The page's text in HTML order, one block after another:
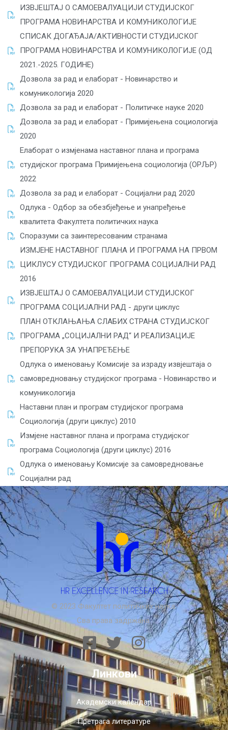
ИЗВЈЕШТАЈ О САМОЕВАЛУАЦИЈИ СТУДИЈСКОГ
ПРОГРАМА НОВИНАРСТВА И КОМУНИКОЛОГИЈЕ
СПИСАК ДОГАЂАЈА/АКТИВНОСТИ СТУДИЈСКОГ
ПРОГРАМА НОВИНАРСТВА И КОМУНИКОЛОГИЈЕ (ОД
2021.-2025. ГОДИНЕ)
Дозвола за рад и елаборат - Новинарство и
комуникологија 2020
Дозвола за рад и елаборат - Политичке науке 2020
Дозвола за рад и елаборат - Примијењена социологија
2020
Eлаборат о измјенама наставног плана и програма
студијског програма Примијењена социологија (ОРЉР)
2022
Дозвола за рад и елаборат - Социјални рад 2020
Одлука - Одбор за обезбјеђење и унапређење
квалитета Факултета политичких наука
Споразуми са заинтересованим странама
ИЗМЈЕНЕ НАСТАВНОГ ПЛАНА И ПРОГРАМА НА ПРВОМ
ЦИКЛУСУ СТУДИЈСКОГ ПРОГРАМА СОЦИЈАЛНИ РАД
2016
ИЗВЈЕШТАЈ О САМОЕВАЛУАЦИЈИ СТУДИЈСКОГ
ПРОГРАМА СОЦИЈАЛНИ РАД - други циклус
ПЛАН ОТКЛАЊАЊА СЛАБИХ СТРАНА СТУДИЈСКОГ
ПРОГРАМА „СОЦИЈАЛНИ РАД“ И РЕАЛИЗАЦИЈЕ
ПРЕПОРУКА ЗА УНАПРЕЂЕЊЕ
Одлука о именовању Комисије за израду извјештаја о
самовредновању студијског програма - Новинарство и
комуникологија
Наставни план и програм студијског програма
Социологија (други циклус) 2010
Измјене наставног плана и програма студијског
програма Социологија (други циклус) 2016
Одлука о именовању Kомисије за самовредновање
Социјални рад
© 2023 Факултет политичких наука.
Сва права задржана.
Линкови
Академски календар
Претрага литературе